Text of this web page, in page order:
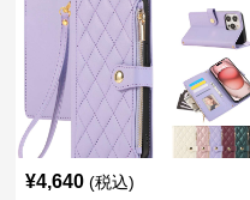
¥4,640 (税込)